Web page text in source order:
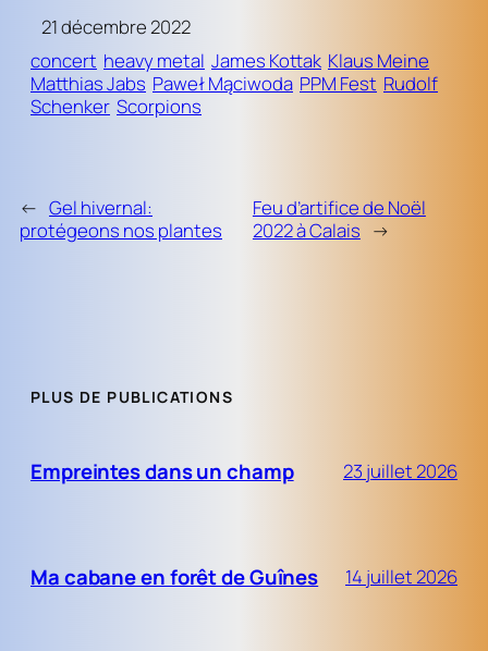
21 décembre 2022
concert heavy metal James Kottak Klaus Meine
Matthias Jabs Paweł Mąciwoda PPM Fest Rudolf
Schenker Scorpions
← Gel hivernal:
protégeons nos plantes
Feu d’artifice de Noël
2022 à Calais →
PLUS DE PUBLICATIONS
Empreintes dans un champ 23 juillet 2026
Ma cabane en forêt de Guînes 14 juillet 2026